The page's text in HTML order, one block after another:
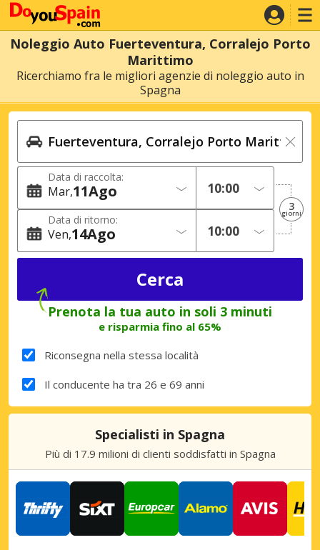
Noleggio Auto Fuerteventura, Corralejo Porto
Marittimo
Ricerchiamo fra le migliori agenzie di noleggio auto in
Spagna
Data di raccolta:
Mar 11Ago
Data di ritorno:
Ven 14Ago
3
giorni
Prenota la tua auto in soli 3 minuti
e risparmia fino al 65%
Riconsegna nella stessa località
Il conducente ha tra 26 e 69 anni
Specialisti in Spagna
Più di 17.9 milioni di clienti soddisfatti in Spagna